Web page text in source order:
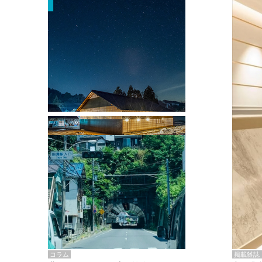
掲載雑誌
掲載雑誌・書籍
『街歩き研修「アールデコとモダニズ
ム、和風バロック」』のレポート記事が
掲載
コラム